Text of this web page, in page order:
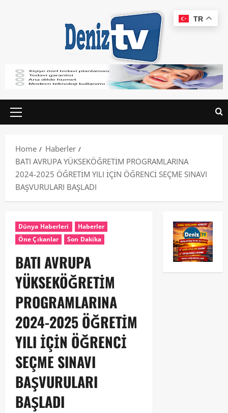
Home
Haberler
BATI AVRUPA YÜKSEKÖĞRETİM PROGRAMLARINA
2024-2025 ÖĞRETİM YILI İÇİN ÖĞRENCİ SEÇME SINAVI
BAŞVURULARI BAŞLADI
Dünya Haberleri
Haberler
Öne Çıkanlar
Son Dakika
BATI AVRUPA
YÜKSEKÖĞRETİM
PROGRAMLARINA
2024-2025 ÖĞRETİM
YILI İÇİN ÖĞRENCİ
SEÇME SINAVI
BAŞVURULARI
BAŞLADI
TR